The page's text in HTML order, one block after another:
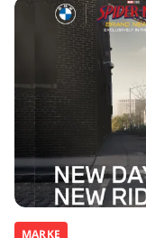
MARKE